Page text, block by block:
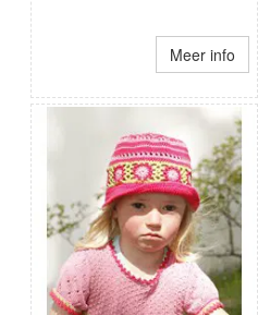
Meer info